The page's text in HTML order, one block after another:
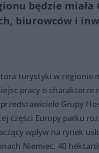
będzie miała
biurowców i
turystyki w regionie
pracy o charakterze
Grupy
części Europy parku
wpływ na rynek
Niemiec. 40